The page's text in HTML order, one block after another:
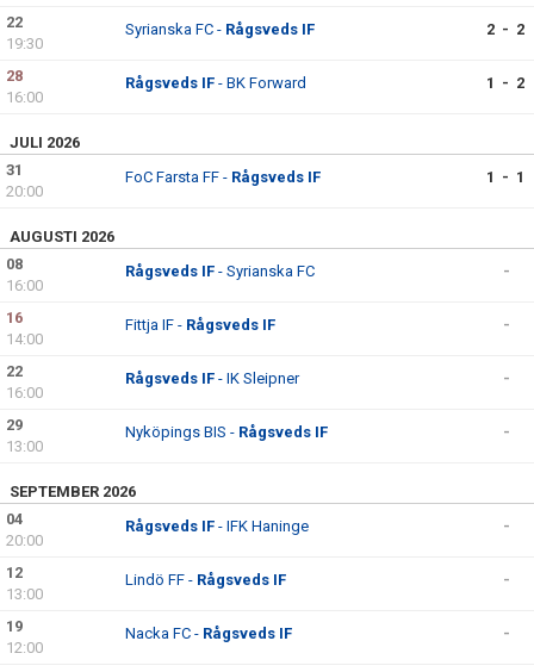
22
19:30
Syrianska FC - Rågsveds IF 2 - 2
28
16:00
Rågsveds IF - BK Forward 1 - 2
JULI 2026
31
20:00
FoC Farsta FF - Rågsveds IF 1 - 1
AUGUSTI 2026
08
16:00
Rågsveds IF - Syrianska FC -
16
14:00
Fittja IF - Rågsveds IF -
22
16:00
Rågsveds IF - IK Sleipner -
29
13:00
Nyköpings BIS - Rågsveds IF -
SEPTEMBER 2026
04
20:00
Rågsveds IF - IFK Haninge -
12
13:00
Lindö FF - Rågsveds IF -
19
12:00
Nacka FC - Rågsveds IF -